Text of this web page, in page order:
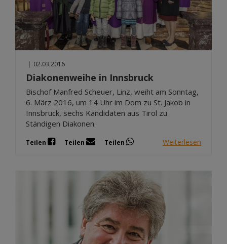
| 02.03.2016
Diakonenweihe in Innsbruck
Bischof Manfred Scheuer, Linz, weiht am Sonntag,
6. März 2016, um 14 Uhr im Dom zu St. Jakob in
Innsbruck, sechs Kandidaten aus Tirol zu
Ständigen Diakonen.
Teilen Teilen Teilen Weiterlesen